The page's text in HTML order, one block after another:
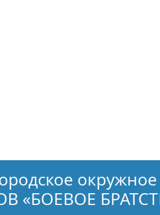
«БОЕВОЕ